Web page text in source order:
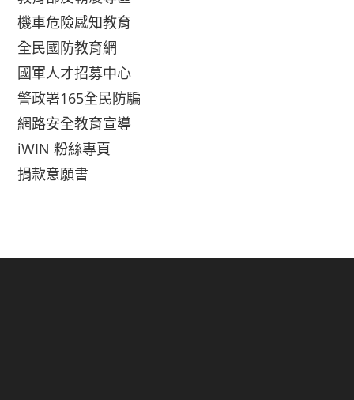
機車危險感知教育
全民國防教育網
國軍人才招募中心
警政署165全民防騙
網路安全教育宣導
iWIN 粉絲專頁
捐款意願書